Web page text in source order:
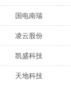
国电南瑞
凌云股份
凯盛科技
天地科技